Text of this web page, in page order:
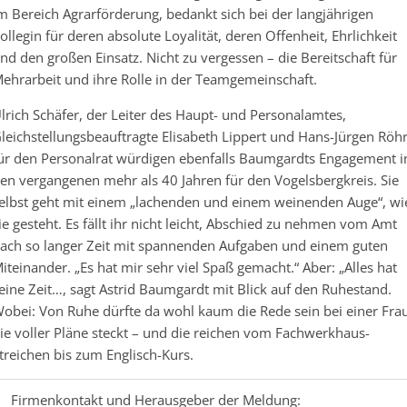
Bereich Agrarförderung, bedankt sich bei der langjährigen
für deren absolute Loyalität, deren Offenheit, Ehrlichkeit
den großen Einsatz. Nicht zu vergessen – die Bereitschaft für
und ihre Rolle in der Teamgemeinschaft.
Schäfer, der Leiter des Haupt- und Personalamtes,
Elisabeth Lippert und Hans-Jürgen Röhr
den Personalrat würdigen ebenfalls Baumgardts Engagement
vergangenen mehr als 40 Jahren für den Vogelsbergkreis. Sie
geht mit einem „lachenden und einem weinenden Auge“,
gesteht. Es fällt ihr nicht leicht, Abschied zu nehmen vom Amt
so langer Zeit mit spannenden Aufgaben und einem guten
„Es hat mir sehr viel Spaß gemacht.“ Aber: „Alles hat
Zeit…, sagt Astrid Baumgardt mit Blick auf den Ruhestand.
Von Ruhe dürfte da wohl kaum die Rede sein bei einer
voller Pläne steckt – und die reichen vom Fachwerkhaus-
bis zum Englisch-Kurs.
Firmenkontakt und Herausgeber der Meldung: